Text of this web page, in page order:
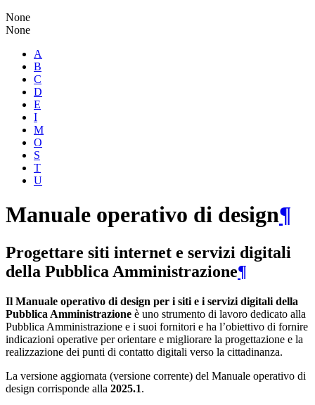
None
None
A
B
C
D
E
I
M
O
S
T
U
Manuale operativo di design¶
Progettare siti internet e servizi digitali
della Pubblica Amministrazione¶
Il Manuale operativo di design per i siti e i servizi digitali della
Pubblica Amministrazione è uno strumento di lavoro dedicato alla
Pubblica Amministrazione e i suoi fornitori e ha l’obiettivo di fornire
indicazioni operative per orientare e migliorare la progettazione e la
realizzazione dei punti di contatto digitali verso la cittadinanza.
La versione aggiornata (versione corrente) del Manuale operativo di
design corrisponde alla 2025.1.